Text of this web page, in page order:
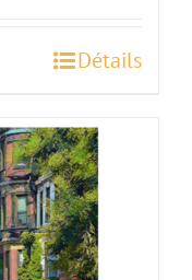
Détails